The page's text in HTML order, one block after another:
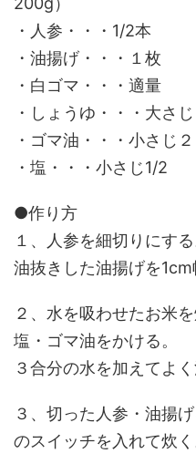
・人参・・・1/2本
・油揚げ・・・１枚
・白ゴマ・・・適量
・しょうゆ・・・大さじ
・ゴマ油・・・小さじ２
・塩・・・小さじ1/2
●作り方
１、人参を細切りにする
油抜きした油揚げを1cm
２、水を吸わせたお米
塩・ゴマ油をかける。
３合分の水を加えてよく
３、切った人参・油揚
のスイッチを入れて炊く